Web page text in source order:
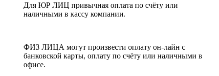
Для ЮР ЛИЦ привычная оплата по счёту или
наличными в кассу компании.
ФИЗ ЛИЦА могут произвести оплату он-лайн с
банковской карты, оплату по счёту или наличными в
офисе.